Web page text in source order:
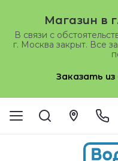
Магазин в
В связи с
г. Москва закрыт. Все
Заказать